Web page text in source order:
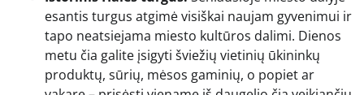
esantis turgus atgimė visiškai naujam gyvenimui ir
tapo neatsiejama miesto kultūros dalimi. Dienos
metu čia galite įsigyti šviežių vietinių ūkininkų
produktų, sūrių, mėsos gaminių, o popiet ar